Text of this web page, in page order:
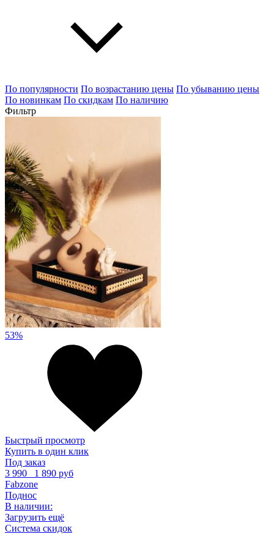
По популярности По возрастанию цены По убыванию цены
По новинкам По скидкам По наличию
Фильтр
53%
Быстрый просмотр
Купить в один клик
Под заказ
3 990
1 890 руб
Fabzone
Поднос
В наличии:
Загрузить ещё
Система скидок